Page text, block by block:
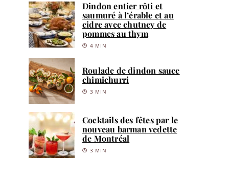
Dindon entier rôti et
saumuré à l’érable et au
cidre avec chutney de
pommes au thym
4 MIN
Roulade de dindon sauce
chimichurri
3 MIN
Cocktails des fêtes par le
nouveau barman vedette
de Montréal
3 MIN